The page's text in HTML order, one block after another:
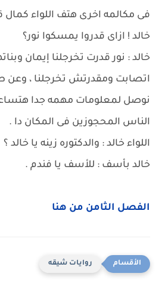
فى مكالمه اخرى هتف اللواء كمال
خالد ! ازاى قدروا يمسكوا نور؟
خالد : نور قدرت تخرجلنا إيمان
اتصابت ومقدرتش تخرجلنا ، وعن
نوصل لمعلومات مهمه جدا
الناس المحجوزين فى المكان دا .
اللواء خالد : والدكتوره زينه يا خالد ؟
خالد بأسف : للأسف يا فندم .
الفصل الثامن من هنا
روايات شيقه